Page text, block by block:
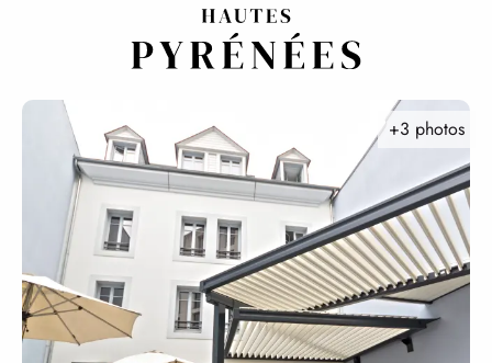
+3 photos